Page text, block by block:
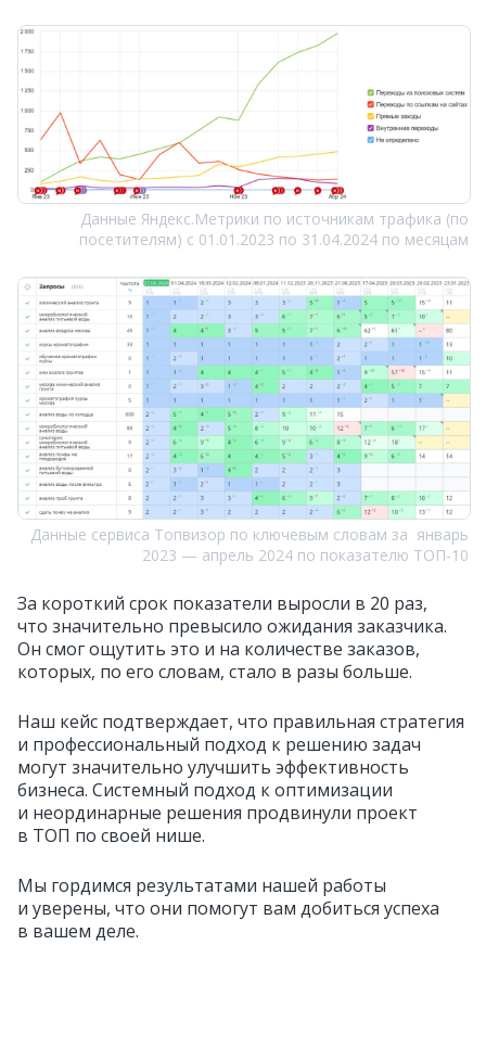
Данные Яндекс.Метрики по источникам трафика (по
посетителям) с 01.01.2023 по 31.04.2024 по месяцам
Данные сервиса Топвизор по ключевым словам за январь
2023 — апрель 2024 по показателю ТОП‑10
За короткий срок показатели выросли в 20 раз,
что значительно превысило ожидания заказчика.
Он смог ощутить это и на количестве заказов,
которых, по его словам, стало в разы больше.
Наш кейс подтверждает, что правильная стратегия
и профессиональный подход к решению задач
могут значительно улучшить эффективность
бизнеса. Системный подход к оптимизации
и неординарные решения продвинули проект
в ТОП по своей нише.
Мы гордимся результатами нашей работы
и уверены, что они помогут вам добиться успеха
в вашем деле.